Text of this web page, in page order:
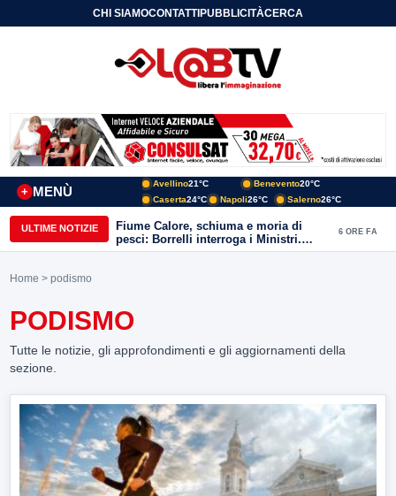
CHI SIAMOCONTATTIPUBBLICITÀCERCA
MENÙ
+
Avellino21°C Benevento20°C
Caserta24°C Napoli26°C Salerno26°C
ULTIME NOTIZIE
Fiume Calore, schiuma e moria di
pesci: Borrelli interroga i Ministri.
“Benevento paga l’assenza del
6 ORE FA
Home > podismo
PODISMO
Tutte le notizie, gli approfondimenti e gli aggiornamenti della
sezione.